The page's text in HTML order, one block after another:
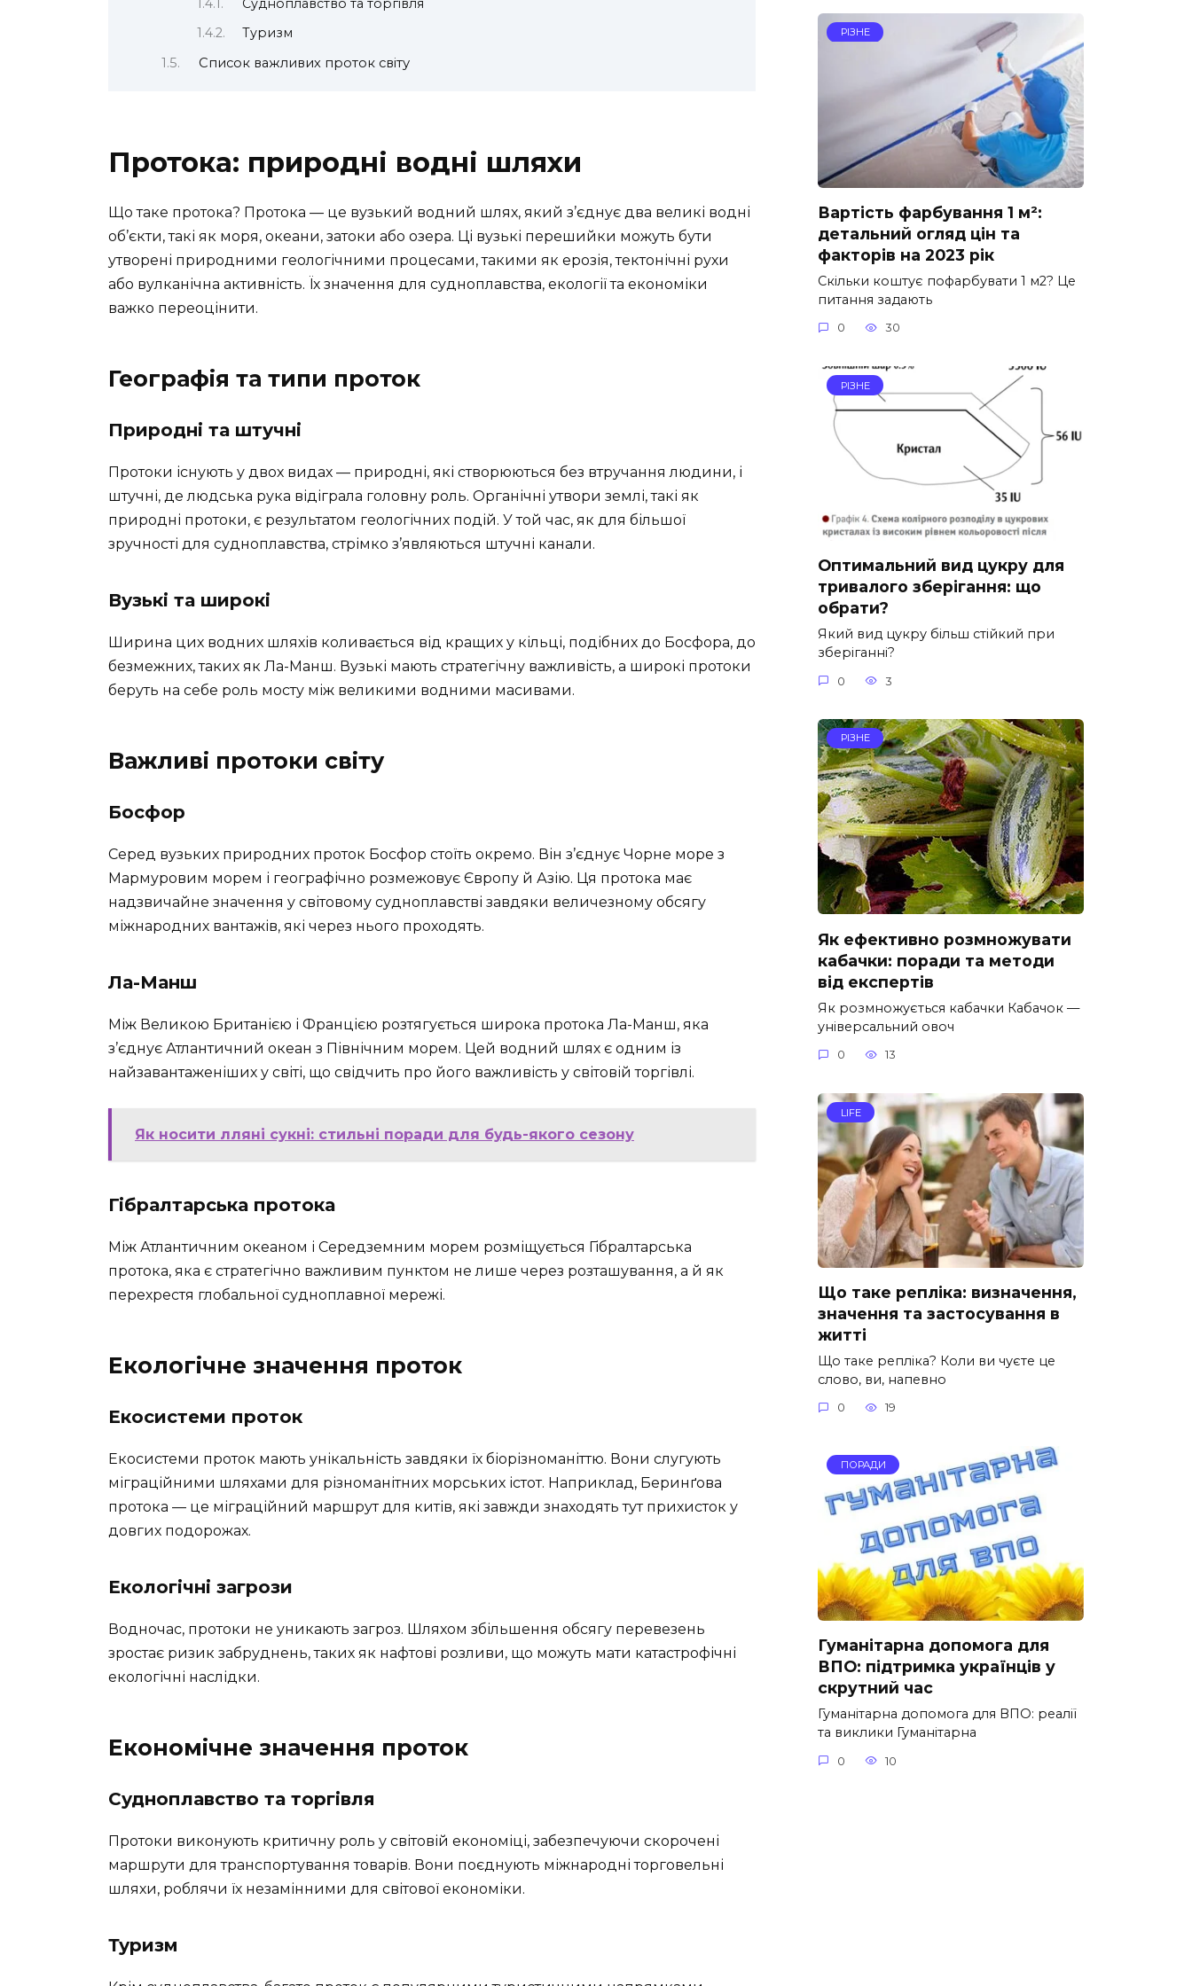
Судноплавство та торгівля
Туризм
Список важливих проток світу
Протока: природні водні шляхи
Що таке протока? Протока — це вузький водний шлях, який з’єднує два великі водні
об’єкти, такі як моря, океани, затоки або озера. Ці вузькі перешийки можуть бути
утворені природними геологічними процесами, такими як ерозія, тектонічні рухи
або вулканічна активність. Їх значення для судноплавства, екології та економіки
важко переоцінити.
Географія та типи проток
Природні та штучні
Протоки існують у двох видах — природні, які створюються без втручання людини, і
штучні, де людська рука відіграла головну роль. Органічні утвори землі, такі як
природні протоки, є результатом геологічних подій. У той час, як для більшої
зручності для судноплавства, стрімко з’являються штучні канали.
Вузькі та широкі
Ширина цих водних шляхів коливається від кращих у кільці, подібних до Босфора, до
безмежних, таких як Ла-Манш. Вузькі мають стратегічну важливість, а широкі протоки
беруть на себе роль мосту між великими водними масивами.
Важливі протоки світу
Босфор
Серед вузьких природних проток Босфор стоїть окремо. Він з’єднує Чорне море з
Мармуровим морем і географічно розмежовує Європу й Азію. Ця протока має
надзвичайне значення у світовому судноплавстві завдяки величезному обсягу
міжнародних вантажів, які через нього проходять.
Ла-Манш
Між Великою Британією і Францією розтягується широка протока Ла-Манш, яка
з’єднує Атлантичний океан з Північним морем. Цей водний шлях є одним із
найзавантаженіших у світі, що свідчить про його важливість у світовій торгівлі.
Як носити лляні сукні: стильні поради для будь-якого сезону
Гібралтарська протока
Між Атлантичним океаном і Середземним морем розміщується Гібралтарська
протока, яка є стратегічно важливим пунктом не лише через розташування, а й як
перехрестя глобальної судноплавної мережі.
Екологічне значення проток
Екосистеми проток
Екосистеми проток мають унікальність завдяки їх біорізноманіттю. Вони слугують
міграційними шляхами для різноманітних морських істот. Наприклад, Беринґова
протока — це міграційний маршрут для китів, які завжди знаходять тут прихисток у
довгих подорожах.
Екологічні загрози
Водночас, протоки не уникають загроз. Шляхом збільшення обсягу перевезень
зростає ризик забруднень, таких як нафтові розливи, що можуть мати катастрофічні
екологічні наслідки.
Економічне значення проток
Судноплавство та торгівля
Протоки виконують критичну роль у світовій економіці, забезпечуючи скорочені
маршрути для транспортування товарів. Вони поєднують міжнародні торговельні
шляхи, роблячи їх незамінними для світової економіки.
Туризм
РІЗНЕ
Вартість фарбування 1 м²:
детальний огляд цін та
факторів на 2023 рік
Скільки коштує пофарбувати 1 м2? Це
питання задають
0 30
РІЗНЕ
Оптимальний вид цукру для
тривалого зберігання: що
обрати?
Який вид цукру більш стійкий при
зберіганні?
0 3
РІЗНЕ
Як ефективно розмножувати
кабачки: поради та методи
від експертів
Як розмножується кабачки Кабачок —
універсальний овоч
0 13
LIFE
Що таке репліка: визначення,
значення та застосування в
житті
Що таке репліка? Коли ви чуєте це
слово, ви, напевно
0 19
ПОРАДИ
Гуманітарна допомога для
ВПО: підтримка українців у
скрутний час
Гуманітарна допомога для ВПО: реалії
та виклики Гуманітарна
0 10